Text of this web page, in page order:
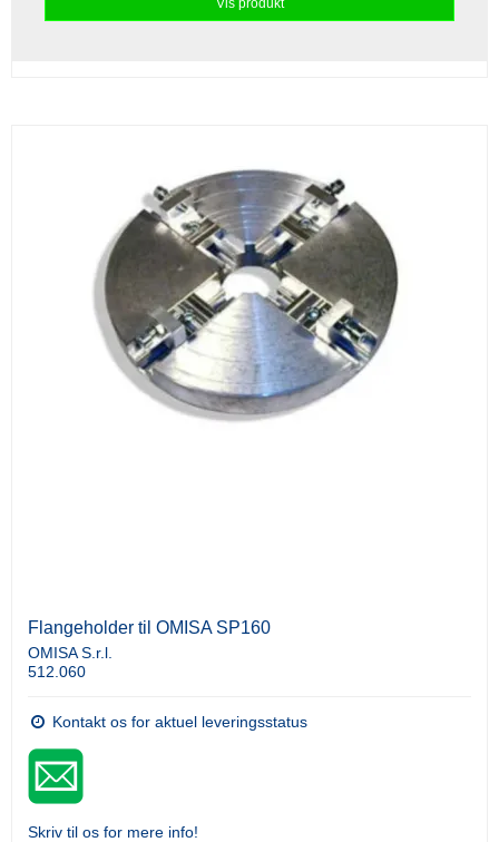
Vis produkt
Flangeholder til OMISA SP160
OMISA S.r.l.
512.060
Kontakt os for aktuel leveringsstatus
Skriv til os for mere info!